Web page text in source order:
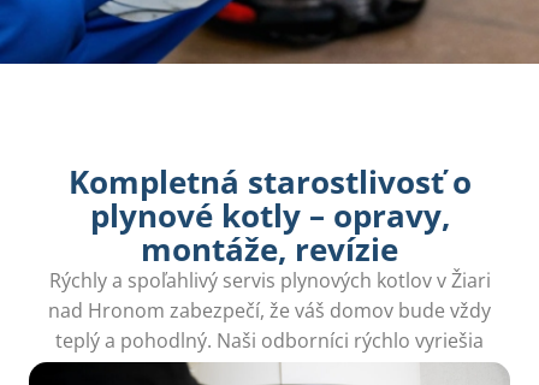
Kompletná starostlivosť o
plynové kotly – opravy,
montáže, revízie
Rýchly a spoľahlivý servis plynových kotlov v Žiari
nad Hronom zabezpečí, že váš domov bude vždy
teplý a pohodlný. Naši odborníci rýchlo vyriešia
akékoľvek problémy s vaším kotlom.